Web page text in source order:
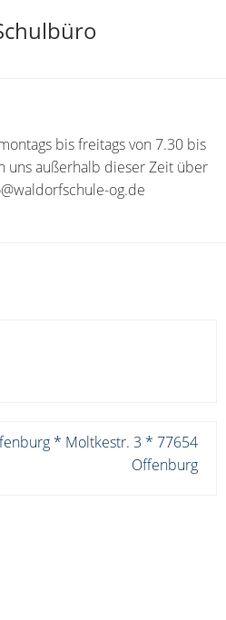
bis freitags von 7.30 bis
uns außerhalb dieser Zeit über
og.de
* Moltkestr. 3 * 77654
Offenburg